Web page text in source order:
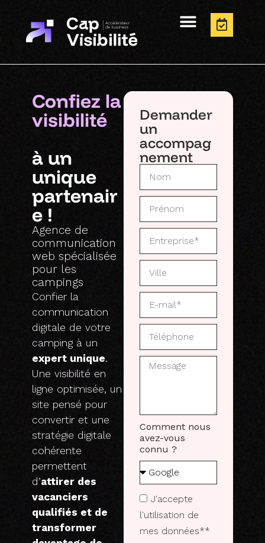
Confiez la
visibilité
à un
unique
partenair
e !
Agence de
communication
web spécialisée
pour les
campings
Confier la
communication
digitale de votre
camping à un
expert unique.
Une visibilité en
ligne optimisée, un
site pensé pour
convertir et une
stratégie digitale
cohérente
permettent
d’attirer des
vacanciers
qualifiés et de
transformer
Demander
un
accompag
nement
Comment nous
avez-vous
connu ?
J'accepte
l'utilisation de
mes données**